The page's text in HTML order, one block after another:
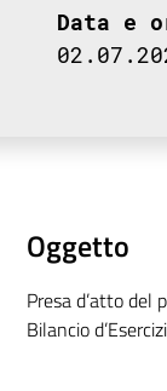
Data e
Oggetto
Presa d’atto del
Bilancio